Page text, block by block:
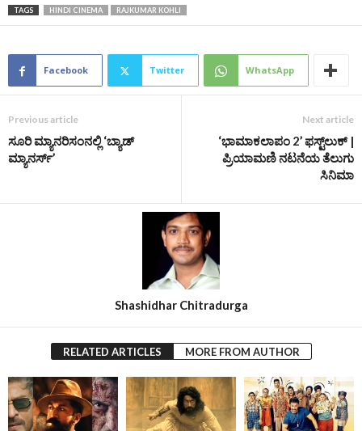
TAGS HINDI CINEMA RAJKUMAR KOHLI
Facebook Twitter WhatsApp
Previous article
ಸೂರಿ ಮ್ಯಾನರಿಸಂನಲ್ಲಿ ‘ಬ್ಯಾಡ್
ಮ್ಯಾನರ್ಸ್’
Next article
‘ಭಾಮಾಕಲಾಪಂ 2’ ಫಸ್ಟ್‌ಲುಕ್‌ |
ಪ್ರಿಯಾಮಣಿ ನಟನೆಯ ತೆಲುಗು
ಸಿನಿಮಾ
Shashidhar Chitradurga
RELATED ARTICLES MORE FROM AUTHOR